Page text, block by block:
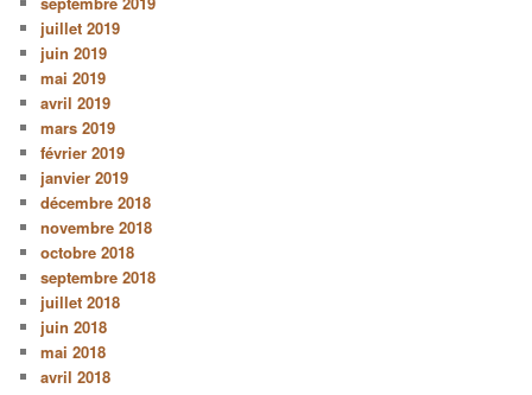
juillet 2019
juin 2019
mai 2019
avril 2019
mars 2019
février 2019
janvier 2019
décembre 2018
novembre 2018
octobre 2018
septembre 2018
juillet 2018
juin 2018
mai 2018
avril 2018